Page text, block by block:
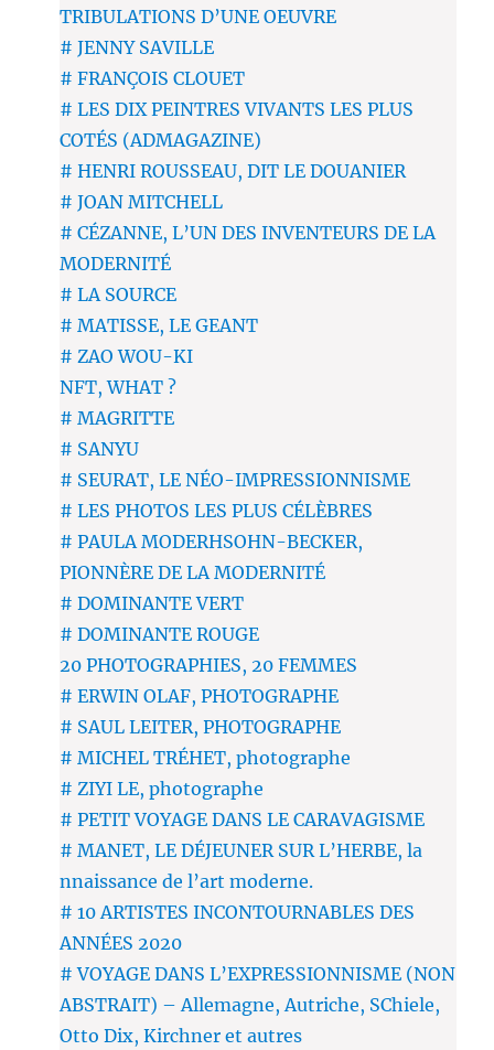
TRIBULATIONS D’UNE OEUVRE
# JENNY SAVILLE
# FRANÇOIS CLOUET
# LES DIX PEINTRES VIVANTS LES PLUS
COTÉS (ADMAGAZINE)
# HENRI ROUSSEAU, DIT LE DOUANIER
# JOAN MITCHELL
# CÉZANNE, L’UN DES INVENTEURS DE LA
MODERNITÉ
# LA SOURCE
# MATISSE, LE GEANT
# ZAO WOU-KI
NFT, WHAT ?
# MAGRITTE
# SANYU
# SEURAT, LE NÉO-IMPRESSIONNISME
# LES PHOTOS LES PLUS CÉLÈBRES
# PAULA MODERHSOHN-BECKER,
PIONNÈRE DE LA MODERNITÉ
# DOMINANTE VERT
# DOMINANTE ROUGE
20 PHOTOGRAPHIES, 20 FEMMES
# ERWIN OLAF, PHOTOGRAPHE
# SAUL LEITER, PHOTOGRAPHE
# MICHEL TRÉHET, photographe
# ZIYI LE, photographe
# PETIT VOYAGE DANS LE CARAVAGISME
# MANET, LE DÉJEUNER SUR L’HERBE, la
nnaissance de l’art moderne.
# 10 ARTISTES INCONTOURNABLES DES
ANNÉES 2020
# VOYAGE DANS L’EXPRESSIONNISME (NON
ABSTRAIT) – Allemagne, Autriche, SChiele,
Otto Dix, Kirchner et autres